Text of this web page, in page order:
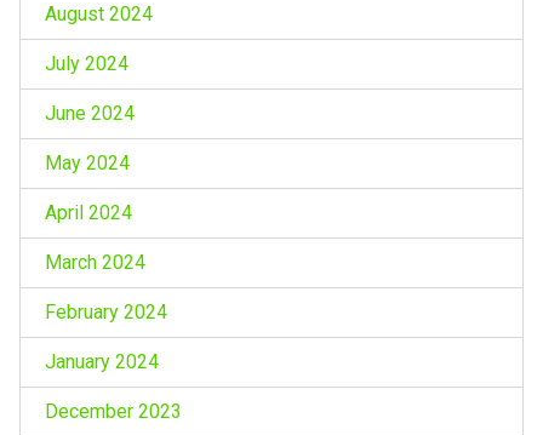
August 2024
July 2024
June 2024
May 2024
April 2024
March 2024
February 2024
January 2024
December 2023